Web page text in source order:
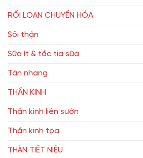
RỐI LOẠN CHUYỂN HÓA
Sỏi thận
Sữa ít & tắc tia sữa
Tàn nhang
THẦN KINH
Thần kinh liên sườn
Thần kinh tọa
THẬN TIẾT NIỆU